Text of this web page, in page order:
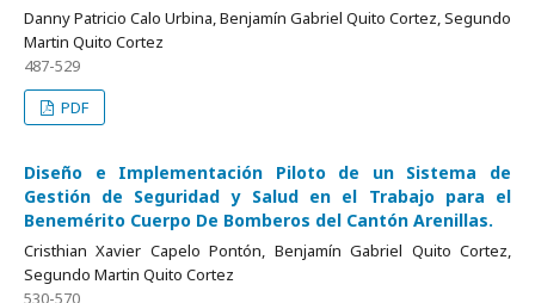
Danny Patricio Calo Urbina, Benjamín Gabriel Quito Cortez, Segundo
Martin Quito Cortez
487-529
PDF
Diseño e Implementación Piloto de un Sistema de
Gestión de Seguridad y Salud en el Trabajo para el
Benemérito Cuerpo De Bomberos del Cantón Arenillas.
Cristhian Xavier Capelo Pontón, Benjamín Gabriel Quito Cortez,
Segundo Martin Quito Cortez
530-570